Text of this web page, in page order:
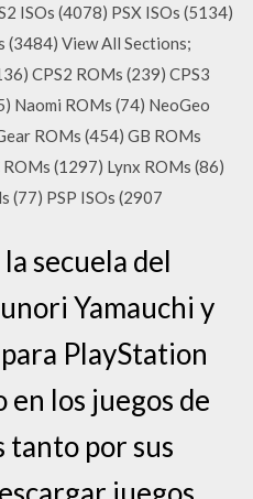
ISOs (4078) PSX ISOs (5134)
(3484) View All Sections;
CPS2 ROMs (239) CPS3
Naomi ROMs (74) NeoGeo
ROMs (454) GB ROMs
(1297) Lynx ROMs (86)
(77) PSP ISOs (2907
secuela del
Yamauchi y
PlayStation
en los juegos de
tanto por sus
juegos